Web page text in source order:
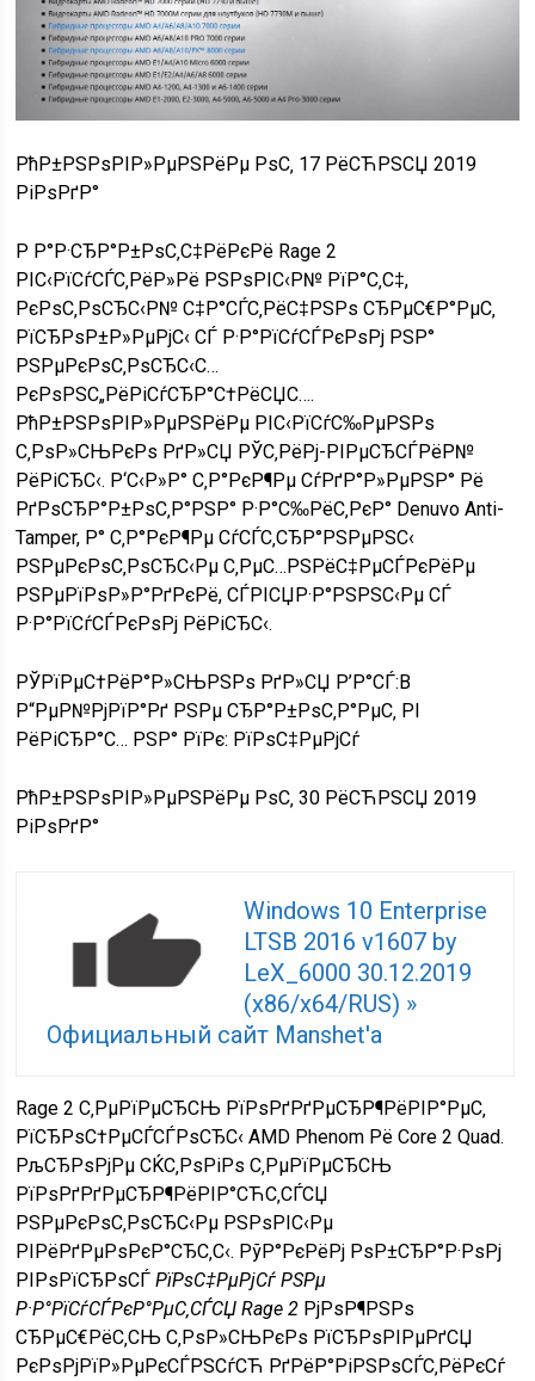
РћР±РЅРѕРІР»РµРЅРёРµ РѕС‚ 17 РёСЋРЅСЏ 2019
РіРѕРґР°
Р Р°Р·СЂР°Р±РѕС‚С‡РёРєРё Rage 2
РІС‹РїСѓСЃС‚РёР»Рё РЅРѕРІС‹Р№ РїР°С‚С‡,
РєРѕС‚РѕСЂС‹Р№ С‡Р°СЃС‚РёС‡РЅРѕ СЂРµС€Р°РµС‚
РїСЂРѕР±Р»РµРјС‹ СЃ Р·Р°РїСѓСЃРєРѕРј РЅР°
РЅРµРєРѕС‚РѕСЂС‹С…
РєРѕРЅС„РёРіСѓСЂР°С†РёСЏС….
РћР±РЅРѕРІР»РµРЅРёРµ РІС‹РїСѓС‰РµРЅРѕ
С‚РѕР»СЊРєРѕ РґР»СЏ РЎС‚РёРј-РІРµСЂСЃРёР№
РёРіСЂС‹. Р‘С‹Р»Р° С‚Р°РєР¶Рµ СѓРґР°Р»РµРЅР° Рё
РґРѕСЂР°Р±РѕС‚Р°РЅР° Р·Р°С‰РёС‚РєР° Denuvo Anti-
Tamper, Р° С‚Р°РєР¶Рµ СѓСЃС‚СЂР°РЅРµРЅС‹
РЅРµРєРѕС‚РѕСЂС‹Рµ С‚РµС…РЅРёС‡РµСЃРєРёРµ
РЅРµРїРѕР»Р°РґРєРё, СЃРІСЏР·Р°РЅРЅС‹Рµ СЃ
Р·Р°РїСѓСЃРєРѕРј РёРіСЂС‹.
РЎРїРµС†РёР°Р»СЊРЅРѕ РґР»СЏ Р’Р°СЃ:В
Р“РµР№РјРїР°Рґ РЅРµ СЂР°Р±РѕС‚Р°РµС‚ РІ
РёРіСЂР°С… РЅР° РїРє: РїРѕС‡РµРјСѓ
РћР±РЅРѕРІР»РµРЅРёРµ РѕС‚ 30 РёСЋРЅСЏ 2019
РіРѕРґР°
Windows 10 Enterprise
LTSB 2016 v1607 by
LeX_6000 30.12.2019
(x86/x64/RUS) »
Официальный сайт Manshet'a
Rage 2 С‚РµРїРµСЂСЊ РїРѕРґРґРµСЂР¶РёРІР°РµС‚
РїСЂРѕС†РµСЃСЃРѕСЂС‹ AMD Phenom Рё Core 2 Quad.
РљСЂРѕРјРµ СЌС‚РѕРіРѕ С‚РµРїРµСЂСЊ
РїРѕРґРґРµСЂР¶РёРІР°СЋС‚СЃСЏ
РЅРµРєРѕС‚РѕСЂС‹Рµ РЅРѕРІС‹Рµ
РІРёРґРµРѕРєР°СЂС‚С‹. РўР°РєРёРј РѕР±СЂР°Р·РѕРј
РІРѕРїСЂРѕСЃРїРѕС‡РµРјСѓ РЅРµ
Р·Р°РїСѓСЃРєР°РµС‚СЃСЏ Rage 2 РјРѕР¶РЅРѕ
СЂРµС€РёС‚СЊ С‚РѕР»СЊРєРѕ РїСЂРѕРІРµРґСЏ
РєРѕРјРїР»РµРєСЃРЅСѓСЋ РґРёР°РіРЅРѕСЃС‚РёРєСѓ